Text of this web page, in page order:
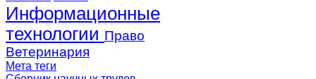
Информационные
технологии Право
Ветеринария
Мета теги